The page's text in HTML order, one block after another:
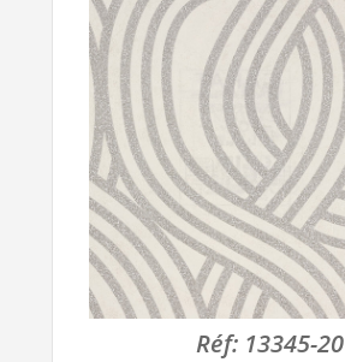
Réf: 13345-20